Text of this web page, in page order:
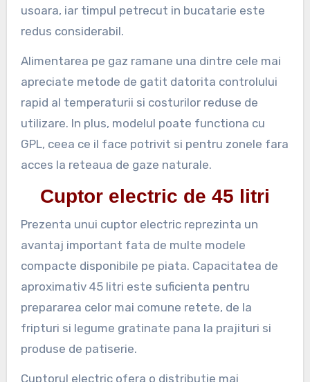
usoara, iar timpul petrecut in bucatarie este
redus considerabil.
Alimentarea pe gaz ramane una dintre cele mai
apreciate metode de gatit datorita controlului
rapid al temperaturii si costurilor reduse de
utilizare. In plus, modelul poate functiona cu
GPL, ceea ce il face potrivit si pentru zonele fara
acces la reteaua de gaze naturale.
Cuptor electric de 45 litri
Prezenta unui cuptor electric reprezinta un
avantaj important fata de multe modele
compacte disponibile pe piata. Capacitatea de
aproximativ 45 litri este suficienta pentru
prepararea celor mai comune retete, de la
fripturi si legume gratinate pana la prajituri si
produse de patiserie.
Cuptorul electric ofera o distributie mai